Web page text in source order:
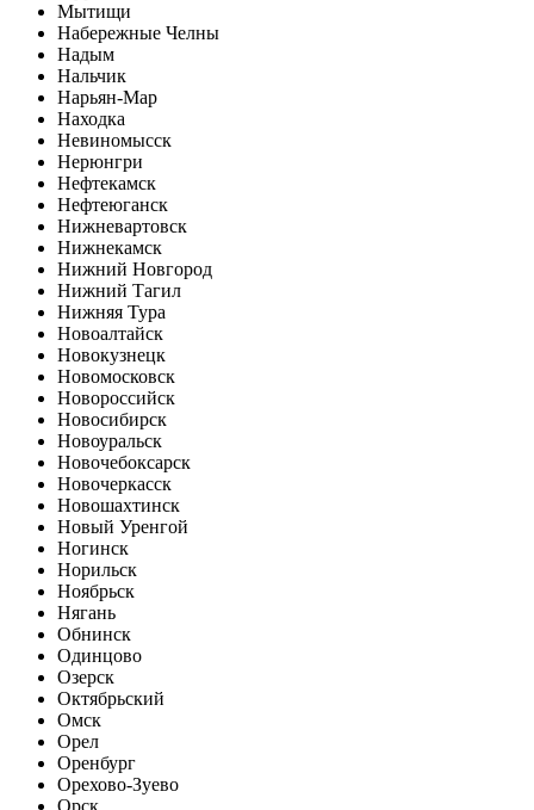
Мытищи
Набережные Челны
Надым
Нальчик
Нарьян-Мар
Находка
Невиномысск
Нерюнгри
Нефтекамск
Нефтеюганск
Нижневартовск
Нижнекамск
Нижний Новгород
Нижний Тагил
Нижняя Тура
Новоалтайск
Новокузнецк
Новомосковск
Новороссийск
Новосибирск
Новоуральск
Новочебоксарск
Новочеркасск
Новошахтинск
Новый Уренгой
Ногинск
Норильск
Ноябрьск
Нягань
Обнинск
Одинцово
Озерск
Октябрьский
Омск
Орел
Оренбург
Орехово-Зуево
Орск